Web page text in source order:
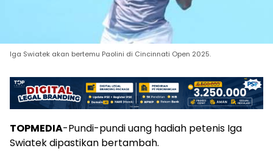
Iga Swiatek akan bertemu Paolini di Cincinnati Open 2025.
TOPMEDIA-Pundi-pundi uang hadiah petenis Iga
Swiatek dipastikan bertambah.